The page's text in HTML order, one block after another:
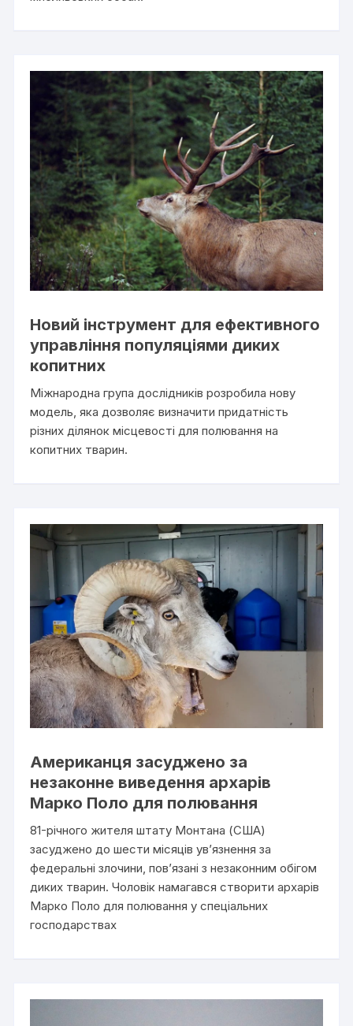
Новий інструмент для ефективного
управління популяціями диких
копитних
Міжнародна група дослідників розробила нову
модель, яка дозволяє визначити придатність
різних ділянок місцевості для полювання на
копитних тварин.
Американця засуджено за
незаконне виведення архарів
Марко Поло для полювання
81-річного жителя штату Монтана (США)
засуджено до шести місяців ув’язнення за
федеральні злочини, пов’язані з незаконним обігом
диких тварин. Чоловік намагався створити архарів
Марко Поло для полювання у спеціальних
господарствах